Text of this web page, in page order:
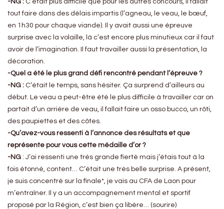
-NG : C’était plus difficile que pour les autres concours, il fallait
tout faire dans des délais impartis (l’agneau, le veau, le bœuf,
en 1h30 pour chaque viande). Il y avait aussi une épreuve
surprise avec la volaille, là c’est encore plus minutieux car il faut
avoir de l’imagination. Il faut travailler aussi la présentation, la
décoration.
-Quel a été le plus grand défi rencontré pendant l’épreuve ?
-NG : C’était le temps, sans hésiter. Ça surprend d’ailleurs au
début. Le veau a peut-être été le plus difficile à travailler car on
partait d’un arrière de veau, il fallait faire un osso bucco, un rôti,
des paupiettes et des côtes.
-Qu’avez-vous ressenti à l’annonce des résultats et que
représente pour vous cette médaille d’or ?
-NG : J’ai ressenti une très grande fierté mais j’étais tout à la
fois étonné, content… C’était une très belle surprise. A présent,
je suis concentré sur la finale*, je vais au CFA de Laon pour
m’entraîner. Il y a un accompagnement mental et sportif
proposé par la Région, c’est bien ça libère… (sourire)